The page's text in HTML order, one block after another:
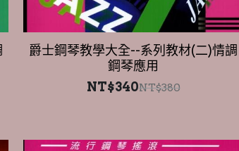
爵士鋼琴教學大全--系列教材(二)情調
鋼琴應用
NT$340NT$380